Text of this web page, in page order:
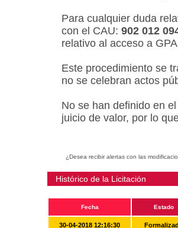
Para cualquier duda
con el CAU: 902 012
relativo al acceso a
Este procedimiento se
no se celebran actos
No se han definido en
juicio de valor, por lo
¿Desea recibir alertas con las
Histórico de la Licitación
Fecha Estado
30-04-2018 12:16:30